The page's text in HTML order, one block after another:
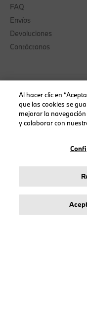
FAQ
Envíos
Devoluciones
Contáctanos
ENLACES DE INTERÉS
Seguimiento de pedido
Cuenta
COLECCIONES
Al hacer clic en
que las cookies se
mejorar la
y colaborar con